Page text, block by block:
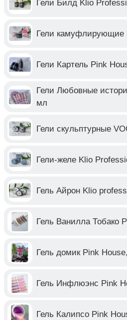
Гели Билд Klio
Гели камуфлирующие
Гели Картель Pink
Гели Любовные
мл
Гели скульптурные
Гели-желе Klio
Гель Айрон Klio
Гель Ванилла Тобако
Гель домик Pink
Гель Инфлюэнс Pink
Гель Калипсо Pink